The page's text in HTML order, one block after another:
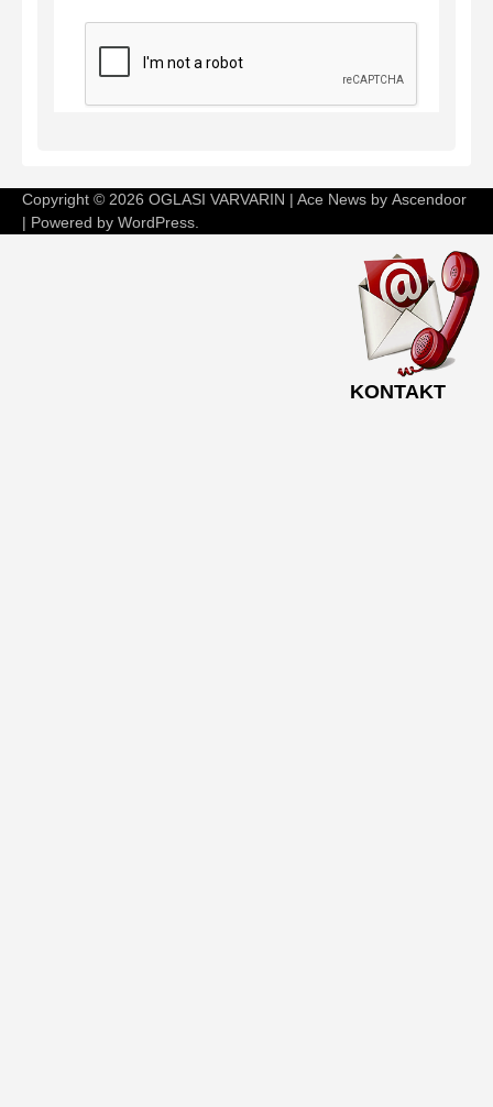
Copyright © 2026 OGLASI VARVARIN | Ace News by Ascendoor
| Powered by WordPress
KONTAKT